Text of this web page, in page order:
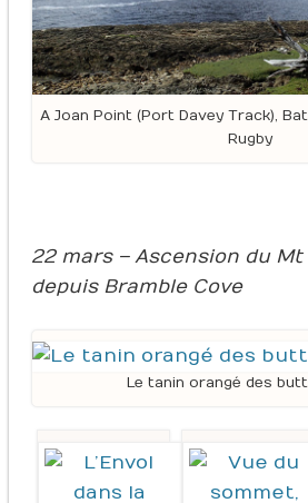
A Joan Point (Port Davey Track),
Rugby
22 mars – Ascension du Mt
depuis Bramble Cove
Le tanin orangé des